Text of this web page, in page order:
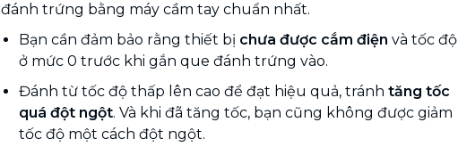
đánh trứng bằng máy cầm tay chuẩn nhất.
Bạn cần đảm bảo rằng thiết bị chưa được cắm điện và tốc độ
ở mức 0 trước khi gắn que đánh trứng vào.
Đánh từ tốc độ thấp lên cao để đạt hiệu quả, tránh tăng tốc
quá đột ngột. Và khi đã tăng tốc, bạn cũng không được giảm
tốc độ một cách đột ngột.